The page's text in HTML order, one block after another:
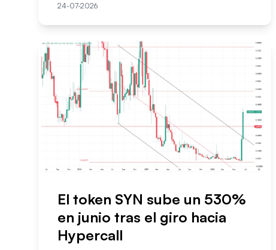
24-07-2026
El token SYN sube un 530%
en junio tras el giro hacia
Hypercall